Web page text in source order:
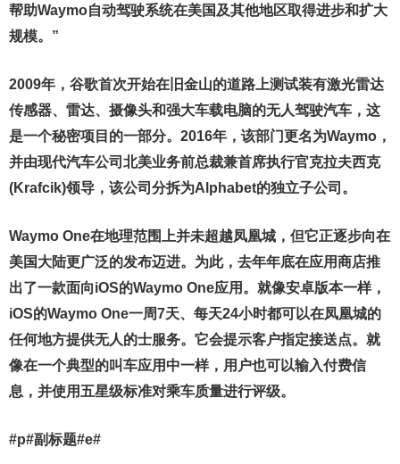
帮助Waymo自动驾驶系统在美国及其他地区取得进步和扩大
规模。”
2009年，谷歌首次开始在旧金山的道路上测试装有激光雷达
传感器、雷达、摄像头和强大车载电脑的无人驾驶汽车，这
是一个秘密项目的一部分。2016年，该部门更名为Waymo，
并由现代汽车公司北美业务前总裁兼首席执行官克拉夫西克
(Krafcik)领导，该公司分拆为Alphabet的独立子公司。
Waymo One在地理范围上并未超越凤凰城，但它正逐步向在
美国大陆更广泛的发布迈进。为此，去年年底在应用商店推
出了一款面向iOS的Waymo One应用。就像安卓版本一样，
iOS的Waymo One一周7天、每天24小时都可以在凤凰城的
任何地方提供无人的士服务。它会提示客户指定接送点。就
像在一个典型的叫车应用中一样，用户也可以输入付费信
息，并使用五星级标准对乘车质量进行评级。
#p#副标题#e#